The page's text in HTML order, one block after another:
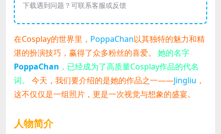
下载遇到问题？可联系客服或反馈
在Cosplay的世界里， PoppaChan以其独特的魅力和精
湛的扮演技巧，赢得了众多粉丝的喜爱。
她的名字
PoppaChan ，已经成为了高质量Cosplay作品的代名
词。
今天，我们要介绍的是她的作品之一——Jingliu ，
这不仅仅是一组照片，更是一次视觉与想象的盛宴。
人物简介